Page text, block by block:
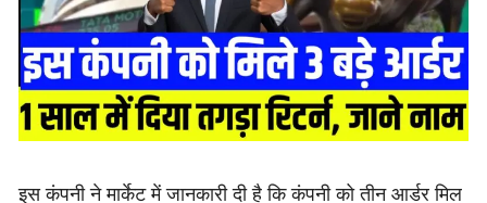
इस कंपनी ने मार्केट में जानकारी दी है कि कंपनी को तीन आर्डर मिल